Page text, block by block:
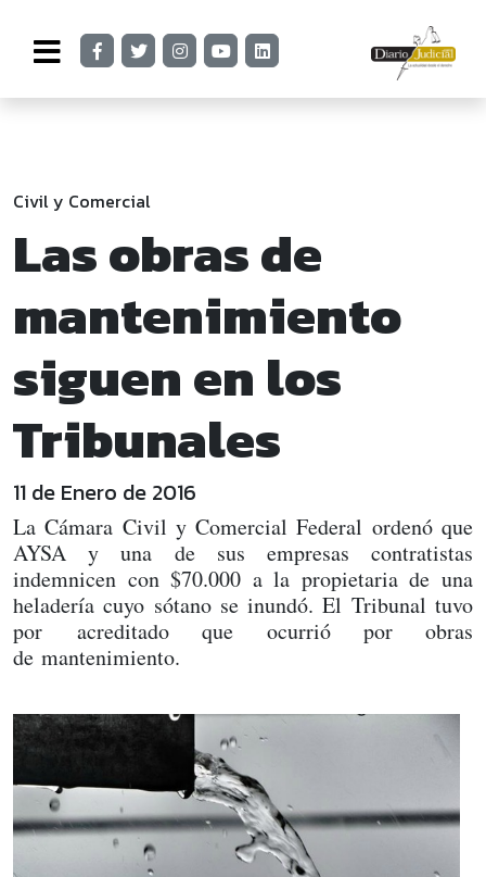
Civil y Comercial
Las obras de
mantenimiento
siguen en los
Tribunales
11 de Enero de 2016
La Cámara Civil y Comercial Federal ordenó que
AYSA y una de sus empresas contratistas
indemnicen con $70.000 a la propietaria de una
heladería cuyo sótano se inundó. El Tribunal tuvo
por acreditado que ocurrió por obras
de mantenimiento.